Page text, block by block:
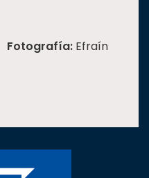
Fotografía: Efraín